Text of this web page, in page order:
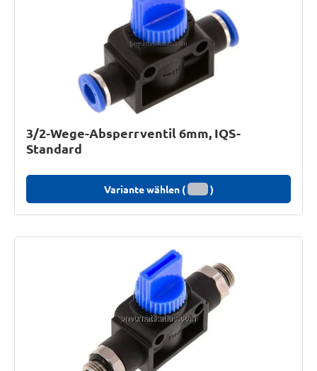
3/2-Wege-Absperrventil 6mm, IQS-
Standard
Variante wählen ( )